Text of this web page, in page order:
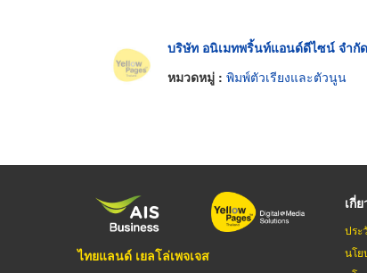
บริษัท อนิเมทพริ้นท์แอนด์ดีไซน์ จำกัด
หมวดหมู่ : พิมพ์ตัวเรียงและตัวนูน
ไทยแลนด์ เยลโล่เพจเจส
เกี่
ประ
นโย